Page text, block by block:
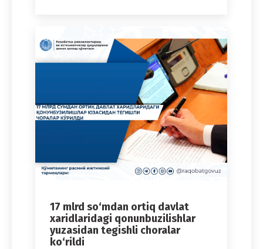
17 mlrd so‘mdan ortiq davlat
xaridlaridagi qonunbuzilishlar
yuzasidan tegishli choralar
ko‘rildi